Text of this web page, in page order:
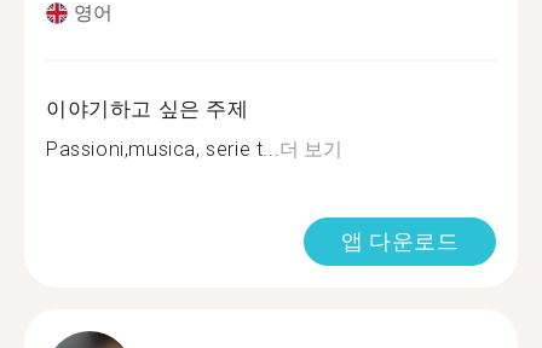
영어
이야기하고 싶은 주제
Passioni,musica, serie t...더 보기
앱 다운로드